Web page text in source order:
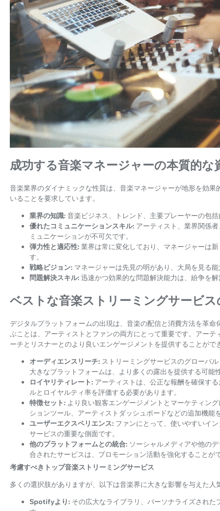
成功する音楽マネージャーの本質的な
音楽業界のダイナミックな性質は、音楽マネージャーが地形を効
いることを要求しています。
業界の知識: 音楽ビジネス、トレンド、主要プレーヤーの包
優れたコミュニケーションスキル: アーティスト、業界関係
ミュニケーションが不可欠です。
弾力性と適応性: 業界は常に変化しており、マネージャーは
す。
戦略ビジョン: マネージャーは先見の明があり、大局を見る
問題解決スキル: 迅速かつ効果的な問題解決能力は、紛争を
ベストな音楽ストリーミングサービス
デジタルプラットフォームの出現は、音楽の配信と消費方法を革
ぶことは、アーティストとファンの両方にとって重要です。アー
ーチとリスナーとのより良いエンゲージメントを提供することが
オーディエンスリーチ: ストリーミングサービスのグローバ
大きなプラットフォームは、より多くの露出を提供する可能
ロイヤリティレート: アーティストは、公正な報酬を確保す
ルとロイヤルティ率を評価する必要があります。
特徴セット: より良い観客エンゲージメントとマーケティン
ションツール、アーティストダッシュボードなどの追加機能
ユーザーエクスペリエンス: ファンにとって、使いやすいイ
サービスの重要な側面です。
他のプラットフォームとの統合: ソーシャルメディアや他の
合されたサービスは、プロモーション活動を強化することが
考慮すべきトップ音楽ストリーミングサービス
多くの選択肢がありますが、以下は音楽界に大きな影響を与えた
Spotifyより: その広大なライブラリ、パーソナライズされ